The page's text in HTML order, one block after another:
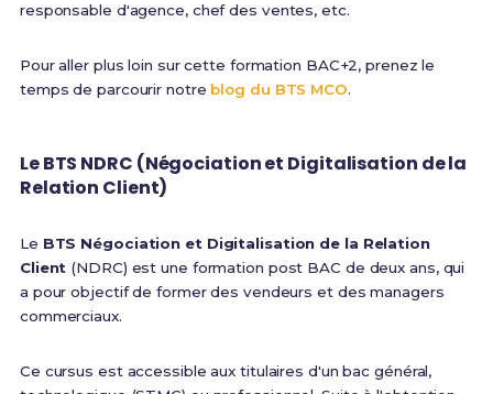
responsable d'agence, chef des ventes, etc.
Pour aller plus loin sur cette formation BAC+2, prenez le
temps de parcourir notre blog du BTS MCO.
Le BTS NDRC (Négociation et Digitalisation de la
Relation Client)
Le BTS Négociation et Digitalisation de la Relation
Client (NDRC) est une formation post BAC de deux ans, qui
a pour objectif de former des vendeurs et des managers
commerciaux.
Ce cursus est accessible aux titulaires d'un bac général,